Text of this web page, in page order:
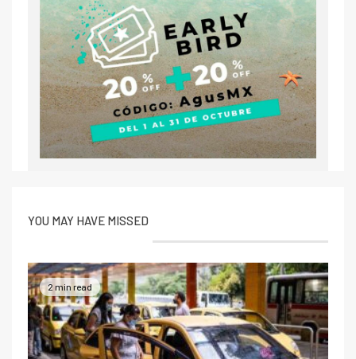
YOU MAY HAVE MISSED
2 min read